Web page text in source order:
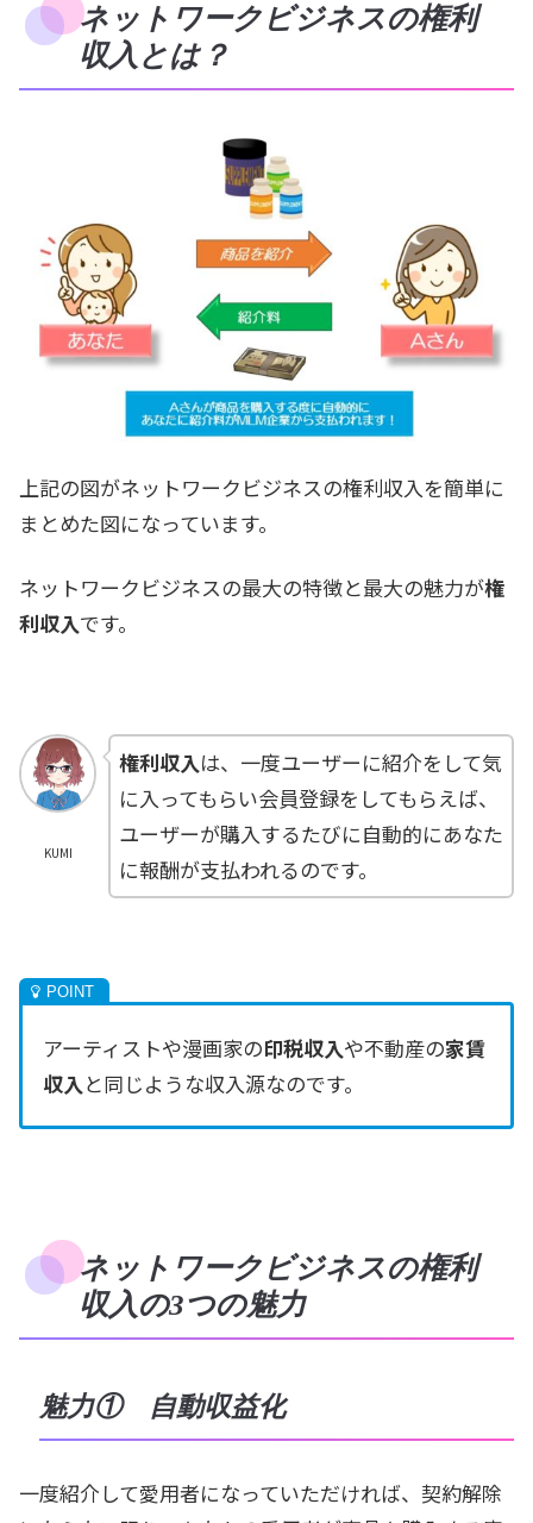
ネットワークビジネスの権利
収入とは？
上記の図がネットワークビジネスの権利収入を簡単に
まとめた図になっています。
ネットワークビジネスの最大の特徴と最大の魅力が権
利収入です。
KUMI
権利収入は、一度ユーザーに紹介をして気
に入ってもらい会員登録をしてもらえば、
ユーザーが購入するたびに自動的にあなた
に報酬が支払われるのです。
アーティストや漫画家の印税収入や不動産の家賃
収入 と同じような収入源なのです。
ネットワークビジネスの権利
収入の3つの魅力
魅力① 自動収益化
一度紹介して愛用者になっていただければ、契約解除